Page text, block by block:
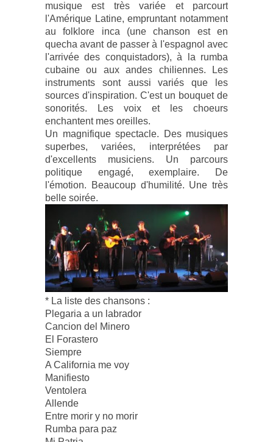
musique est très variée et parcourt
l'Amérique Latine, empruntant notamment
au folklore inca (une chanson est en
quecha avant de passer à l'espagnol avec
l'arrivée des conquistadors), à la rumba
cubaine ou aux andes chiliennes. Les
instruments sont aussi variés que les
sources d'inspiration. C'est un bouquet de
sonorités. Les voix et les choeurs
enchantent mes oreilles.
Un magnifique spectacle. Des musiques
superbes, variées, interprétées par
d'excellents musiciens. Un parcours
politique engagé, exemplaire. De
l'émotion. Beaucoup d'humilité. Une très
belle soirée.
* La liste des chansons :
Plegaria a un labrador
Cancion del Minero
El Forastero
Siempre
A California me voy
Manifiesto
Ventolera
Allende
Entre morir y no morir
Rumba para paz